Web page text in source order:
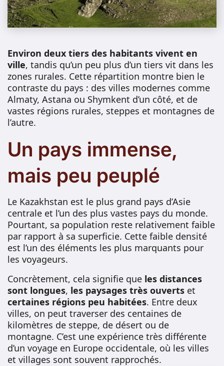
Environ deux tiers des habitants vivent en
ville, tandis qu’un peu plus d’un tiers vit dans les
zones rurales. Cette répartition montre bien le
contraste du pays : des villes modernes comme
Almaty, Astana ou Shymkent d’un côté, et de
vastes régions rurales, steppes et montagnes de
l’autre.
Un pays immense,
mais peu peuplé
Le Kazakhstan est le plus grand pays d’Asie
centrale et l’un des plus vastes pays du monde.
Pourtant, sa population reste relativement faible
par rapport à sa superficie. Cette faible densité
est l’un des éléments les plus marquants pour
les voyageurs.
Concrètement, cela signifie que les distances
sont longues, les paysages très ouverts et
certaines régions peu habitées. Entre deux
villes, on peut traverser des centaines de
kilomètres de steppe, de désert ou de
montagne. C’est une expérience très différente
d’un voyage en Europe occidentale, où les villes
et villages sont souvent rapprochés.